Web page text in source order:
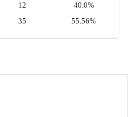
12
40.0%
35 55.56%